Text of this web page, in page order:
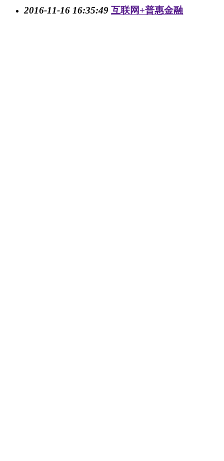
2016-11-16 16:35:49 互联网+普惠金融